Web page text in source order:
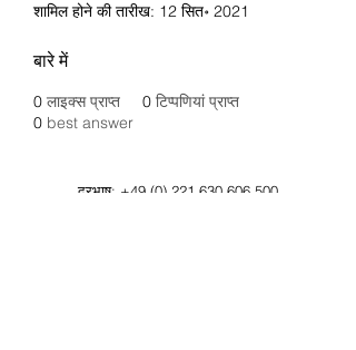
शामिल होने की तारीख: 12 सित॰ 2021
बारे में
0 लाइक्स प्राप्त 0 टिप्पणियां प्राप्त
0 best answer
दूरभाष: +49 (0) 221 630 606 500